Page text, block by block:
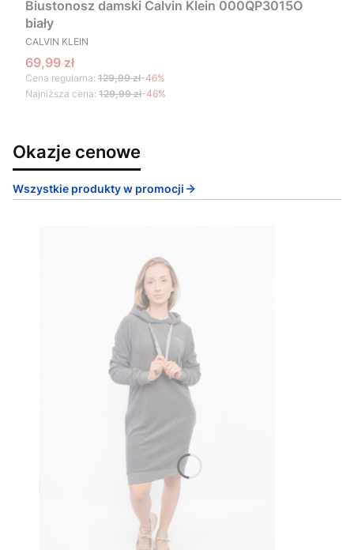
Biustonosz damski Calvin Klein 000QP3015O
biały
PRODUCENT
CALVIN KLEIN
Cena promocyjna
69,99 zł
Cena regularna: 129,99 zł-46%
Najniższa cena: 129,99 zł-46%
Okazje cenowe
Wszystkie produkty w promocji